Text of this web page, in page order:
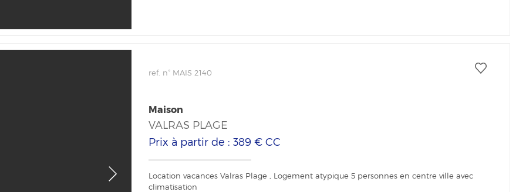
ref. n° MAIS 2140
Maison
VALRAS PLAGE
Prix à partir de : 389 €CC
Location vacances Valras Plage , Logement atypique 5 personnes en centre ville avec
climatisation